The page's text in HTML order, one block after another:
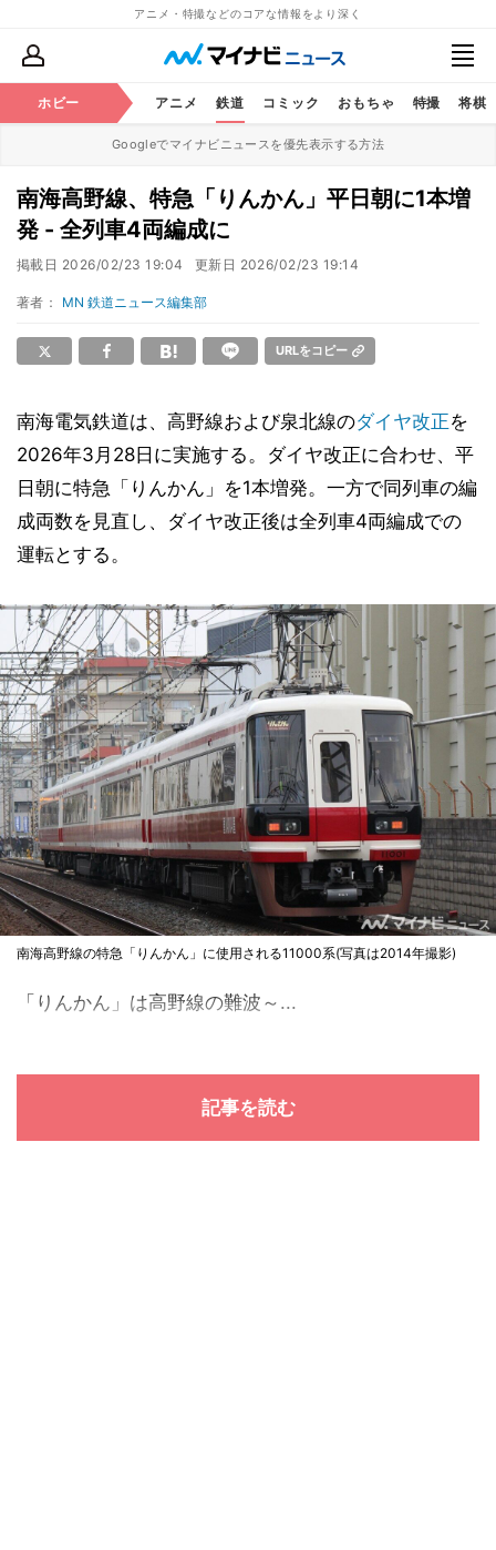
アニメ・特撮などのコアな情報をより深く
ホビー アニメ 鉄道 コミック おもちゃ 特撮 将棋
Googleでマイナビニュースを優先表示する方法
南海高野線、特急「りんかん」平日朝に1本増
発 - 全列車4両編成に
掲載日 2026/02/23 19:04 更新日 2026/02/23 19:14
著者： MN 鉄道ニュース編集部
URLをコピー
南海電気鉄道は、高野線および泉北線のダイヤ改正を
2026年3月28日に実施する。ダイヤ改正に合わせ、平
日朝に特急「りんかん」を1本増発。一方で同列車の編
成両数を見直し、ダイヤ改正後は全列車4両編成での
運転とする。
南海高野線の特急「りんかん」に使用される11000系(写真は2014年撮影)
「りんかん」は高野線の難波～...
記事を読む